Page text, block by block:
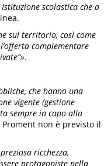
scolastica che a
sul territorio, così come
complementare
.
che hanno una
vigente (gestione
sempre in capo alla
non è previsto il
ricchezza,
protagoniste nella